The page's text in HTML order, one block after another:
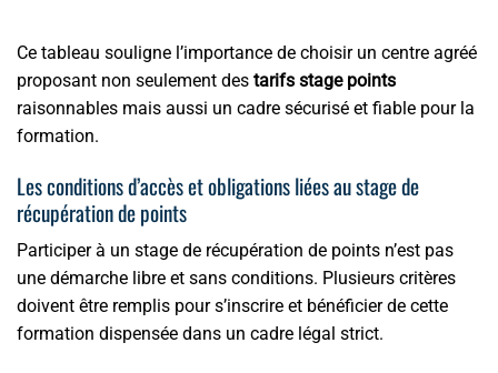
Ce tableau souligne l’importance de choisir un centre agréé
proposant non seulement des tarifs stage points
raisonnables mais aussi un cadre sécurisé et fiable pour la
formation.
Les conditions d’accès et obligations liées au stage de
récupération de points
Participer à un stage de récupération de points n’est pas
une démarche libre et sans conditions. Plusieurs critères
doivent être remplis pour s’inscrire et bénéficier de cette
formation dispensée dans un cadre légal strict.